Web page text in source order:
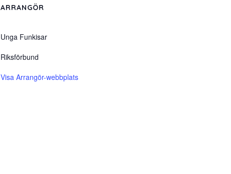
ARRANGÖR
Unga Funkisar
Riksförbund
Visa Arrangör-webbplats